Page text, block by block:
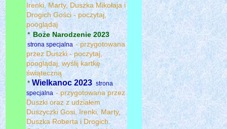
Irenki, Marty, Duszka Mikołaja i
Drogich Gości - poczytaj,
pooglądaj
* Boże Narodzenie 2023
strona specjalna - przygotowana
przez Duszki - poczytaj,
pooglądaj, wyślij kartkę
świąteczną
* Wielkanoc 2023 strona
specjalna - przygotowana przez
Duszki oraz z udziałem
Duszyczki Gosi, Irenki, Marty,
Duszka Roberta i Drogich